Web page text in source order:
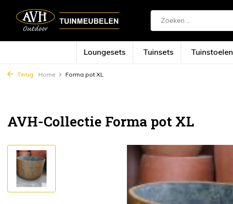
Loungesets Tuinsets Tuinstoelen
Terug Home Forma pot XL
AVH-Collectie Forma pot XL